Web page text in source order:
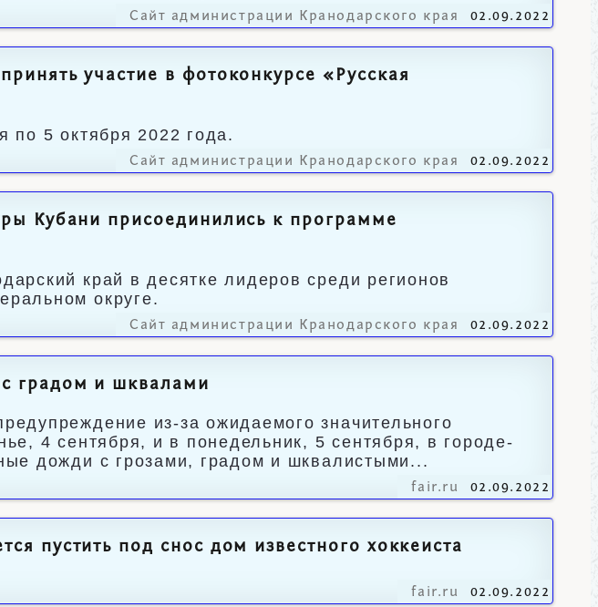
Сайт администрации Кранодарского края 02.09.2022
участие в фотоконкурсе «Русская
по 5 октября 2022 года.
Сайт администрации Кранодарского края 02.09.2022
Кубани присоединились к программе
край в десятке лидеров среди регионов
округе.
Сайт администрации Кранодарского края 02.09.2022
градом и шквалами
из-за ожидаемого значительного
4 сентября, и в понедельник, 5 сентября, в городе-
дожди с грозами, градом и шквалистыми...
fair.ru 02.09.2022
пустить под снос дом известного хоккеиста
fair.ru 02.09.2022